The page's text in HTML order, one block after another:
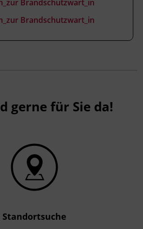
Brandschutzwart_in
Brandschutzwart_in
gerne für Sie da!
Standortsuche